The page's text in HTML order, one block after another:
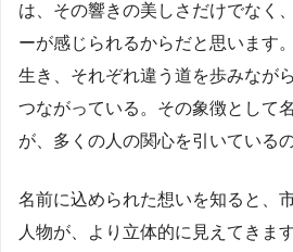
は、その響きの美しさだけでなく
ーが感じられるからだと思います
生き、それぞれ違う道を歩みなが
つながっている。その象徴として
が、多くの人の関心を引いている
名前に込められた想いを知ると、
人物が、より立体的に見えてきま